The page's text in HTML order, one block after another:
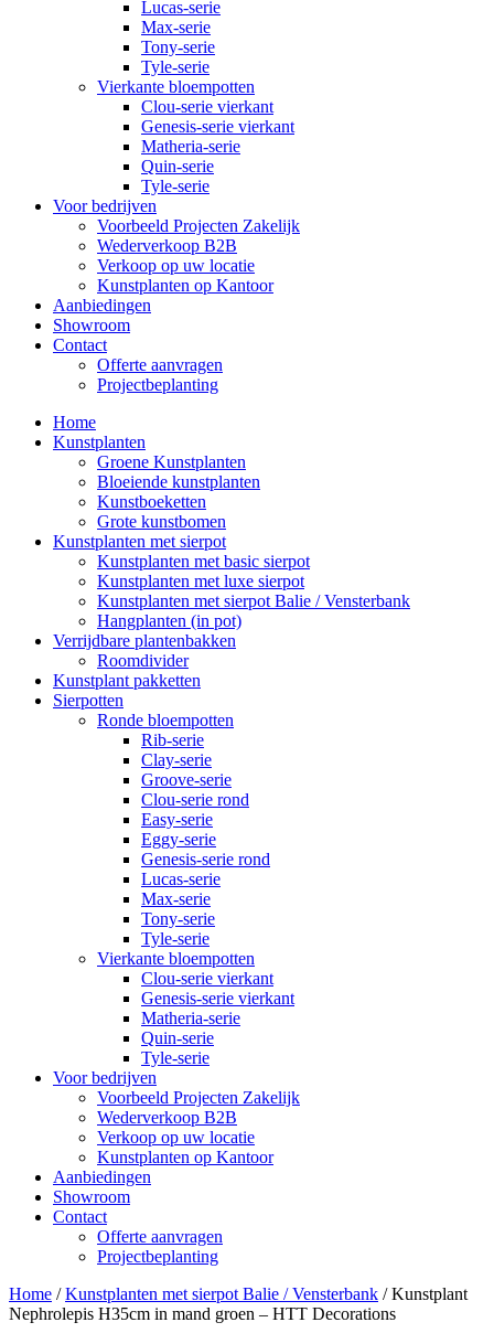
Lucas-serie
Max-serie
Tony-serie
Tyle-serie
Vierkante bloempotten
Clou-serie vierkant
Genesis-serie vierkant
Matheria-serie
Quin-serie
Tyle-serie
Voor bedrijven
Voorbeeld Projecten Zakelijk
Wederverkoop B2B
Verkoop op uw locatie
Kunstplanten op Kantoor
Aanbiedingen
Showroom
Contact
Offerte aanvragen
Projectbeplanting
Home
Kunstplanten
Groene Kunstplanten
Bloeiende kunstplanten
Kunstboeketten
Grote kunstbomen
Kunstplanten met sierpot
Kunstplanten met basic sierpot
Kunstplanten met luxe sierpot
Kunstplanten met sierpot Balie / Vensterbank
Hangplanten (in pot)
Verrijdbare plantenbakken
Roomdivider
Kunstplant pakketten
Sierpotten
Ronde bloempotten
Rib-serie
Clay-serie
Groove-serie
Clou-serie rond
Easy-serie
Eggy-serie
Genesis-serie rond
Lucas-serie
Max-serie
Tony-serie
Tyle-serie
Vierkante bloempotten
Clou-serie vierkant
Genesis-serie vierkant
Matheria-serie
Quin-serie
Tyle-serie
Voor bedrijven
Voorbeeld Projecten Zakelijk
Wederverkoop B2B
Verkoop op uw locatie
Kunstplanten op Kantoor
Aanbiedingen
Showroom
Contact
Offerte aanvragen
Projectbeplanting
Home /Kunstplanten met sierpot Balie / Vensterbank / Kunstplant
Nephrolepis H35cm in mand groen – HTT Decorations